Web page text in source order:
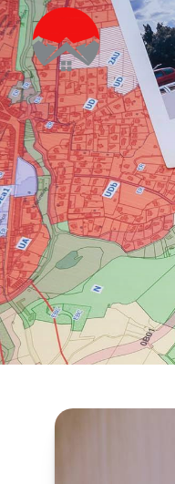
Panneau de gestion des